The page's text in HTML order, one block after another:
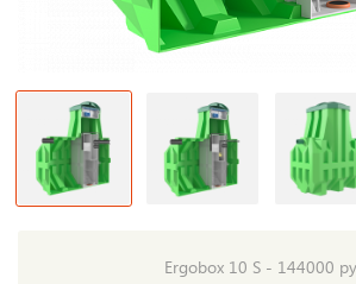
Ergobox 10 S - 144000